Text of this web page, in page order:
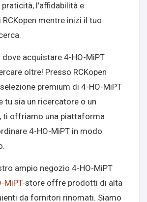
praticità, l'affidabilità e
mentre inizi il tuo
acquistare 4-HO-MiPT
oltre! Presso RCKopen
premium di 4-HO-MiPT
tu sia un ricercatore o un
ti offriamo una piattaforma
4-HO-MiPT in modo
ampio negozio 4-HO-MiPT
MiPT-store offre prodotti di alta
da fornitori rinomati. Siamo